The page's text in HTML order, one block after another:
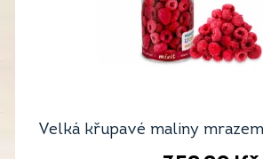
Velká křupavé maliny